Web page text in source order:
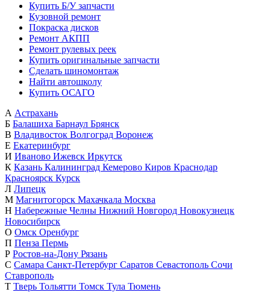
Купить Б/У запчасти
Кузовной ремонт
Покраска дисков
Ремонт АКПП
Ремонт рулевых реек
Купить оригинальные запчасти
Сделать шиномонтаж
Найти автошколу
Купить ОСАГО
А Астрахань
Б Балашиха Барнаул Брянск
В Владивосток Волгоград Воронеж
Е Екатеринбург
И Иваново Ижевск Иркутск
К Казань Калининград Кемерово Киров Краснодар
Красноярск Курск
Л Липецк
М Магнитогорск Махачкала Москва
Н Набережные Челны Нижний Новгород Новокузнецк
Новосибирск
О Омск Оренбург
П Пенза Пермь
Р Ростов-на-Дону Рязань
С Самара Санкт-Петербург Саратов Севастополь Сочи
Ставрополь
Т Тверь Тольятти Томск Тула Тюмень